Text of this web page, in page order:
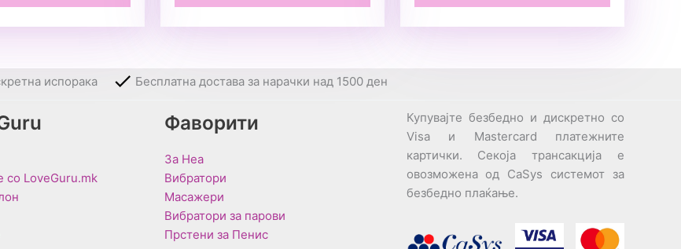
испорака Бесплатна достава за нарачки над 1500 ден
со LoveGuru.mk
Фаворити
За Неа
Вибратори
Масажери
Вибратори за парови
Прстени за Пенис
Купувајте безбедно и дискретно со
Visa и Mastercard платежните
картички. Секоја трансакција е
овозможена од CaSys системот за
безбедно плаќање.